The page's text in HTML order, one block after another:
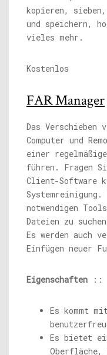
kopieren,
und speichern,
vieles mehr.
Kostenlos
FAR Manager
Das Verschieben
Computer und
einer
führen. Fragen
Client-Software
notwendigen
Dateien zu
Es werden auch
Einfügen neuer
Eigenschaften ::
Es kommt
Es bietet